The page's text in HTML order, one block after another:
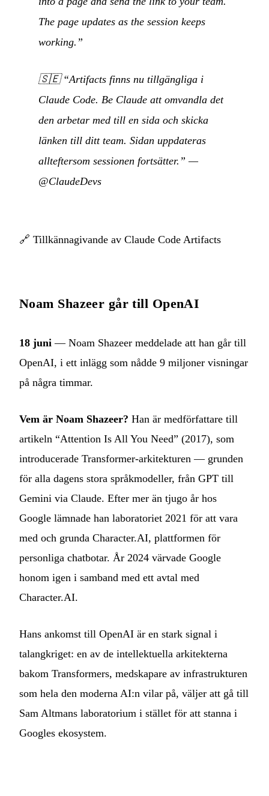
The page updates as the session keeps
working.”
🇸🇪“Artifacts finns nu tillgängliga i
Claude Code. Be Claude att omvandla det
den arbetar med till en sida och skicka
länken till ditt team. Sidan uppdateras
allteftersom sessionen fortsätter.” —
@ClaudeDevs
🔗 Tillkännagivande av Claude Code Artifacts
Noam Shazeer går till OpenAI
18 juni — Noam Shazeer meddelade att han går till
OpenAI, i ett inlägg som nådde 9 miljoner visningar
på några timmar.
Vem är Noam Shazeer? Han är medförfattare till
artikeln “Attention Is All You Need” (2017), som
introducerade Transformer-arkitekturen — grunden
för alla dagens stora språkmodeller, från GPT till
Gemini via Claude. Efter mer än tjugo år hos
Google lämnade han laboratoriet 2021 för att vara
med och grunda Character.AI, plattformen för
personliga chatbotar. År 2024 värvade Google
honom igen i samband med ett avtal med
Character.AI.
Hans ankomst till OpenAI är en stark signal i
talangkriget: en av de intellektuella arkitekterna
bakom Transformers, medskapare av infrastrukturen
som hela den moderna AI:n vilar på, väljer att gå till
Sam Altmans laboratorium i stället för att stanna i
Googles ekosystem.